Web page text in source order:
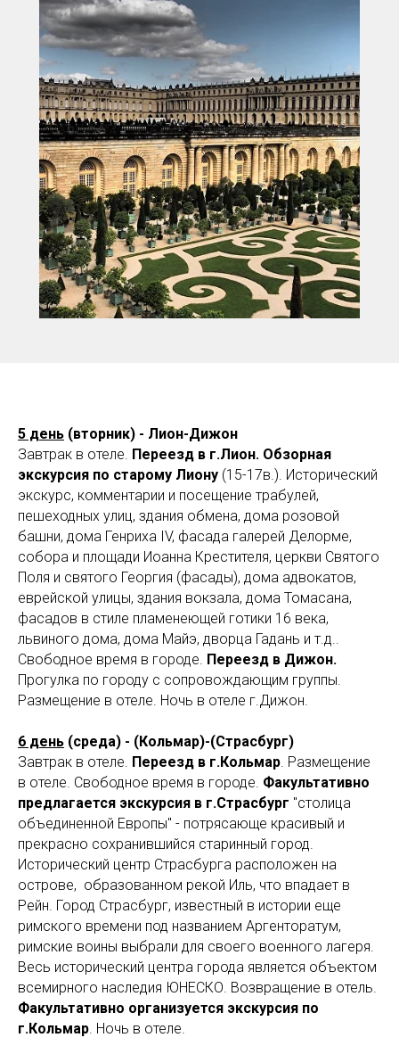
5 день (вторник) - Лион-Дижон
Завтрак в отеле. Переезд в г.Лион. Обзорная
экскурсия по старому Лиону (15-17в.). Исторический
экскурс, комментарии и посещение трабулей,
пешеходных улиц, здания обмена, дома розовой
башни, дома Генриха IV, фасада галерей Делорме,
собора и площади Иоанна Крестителя, церкви Святого
Поля и святого Георгия (фасады), дома адвокатов,
еврейской улицы, здания вокзала, дома Томасана,
фасадов в стиле пламенеющей готики 16 века,
львиного дома, дома Майэ, дворца Гадань и т.д..
Свободное время в городе. Переезд в Дижон.
Прогулка по городу с сопровождающим группы.
Размещение в отеле. Ночь в отеле г.Дижон.
6 день (среда) - (Кольмар)-(Страсбург)
Завтрак в отеле. Переезд в г.Кольмар. Размещение
в отеле. Свободное время в городе. Факультативно
предлагается экскурсия в г.Страсбург "столица
объединенной Европы" - потрясающе красивый и
прекрасно сохранившийся старинный город.
Исторический центр Страсбурга расположен на
острове, образованном рекой Иль, что впадает в
Рейн. Город Страсбург, известный в истории еще
римского времени под названием Аргенторатум,
римские воины выбрали для своего военного лагеря.
Весь исторический центра города является объектом
всемирного наследия ЮНЕСКО. Возвращение в отель.
Факультативно организуется экскурсия по
г.Кольмар. Ночь в отеле.